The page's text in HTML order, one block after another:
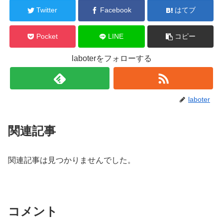
Twitter Facebook はてブ
Pocket LINE コピー
laboterをフォローする
laboter
関連記事
関連記事は見つかりませんでした。
コメント